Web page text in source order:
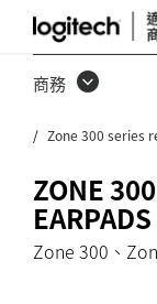
ZONE
300
系
列
可
更
換
商務
Zone 300 series
ZONE
EARPADS
Zone 300、